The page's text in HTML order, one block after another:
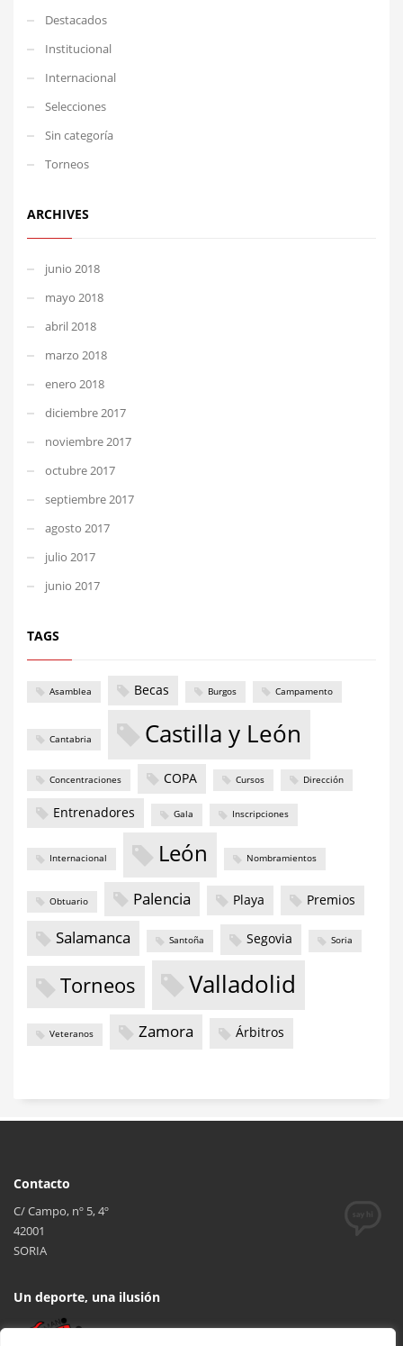
Destacados
Institucional
Internacional
Selecciones
Sin categoría
Torneos
ARCHIVES
junio 2018
mayo 2018
abril 2018
marzo 2018
enero 2018
diciembre 2017
noviembre 2017
octubre 2017
septiembre 2017
agosto 2017
julio 2017
junio 2017
TAGS
Asamblea Becas Burgos Campamento
Cantabria Castilla y León
Concentraciones COPA Cursos Dirección
Entrenadores Gala Inscripciones
Internacional León Nombramientos
Obtuario Palencia Playa Premios
Salamanca Santoña Segovia Soria
Torneos Valladolid
Veteranos Zamora Árbitros
Contacto
C/ Campo, nº 5, 4º
42001
SORIA
Un deporte, una ilusión